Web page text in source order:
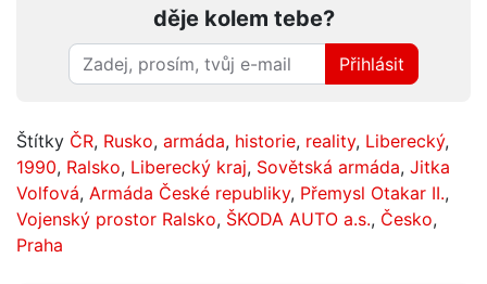
děje kolem tebe?
Přihlásit
Štítky ČR, Rusko, armáda, historie, reality, Liberecký,
1990, Ralsko, Liberecký kraj, Sovětská armáda, Jitka
Volfová, Armáda České republiky, Přemysl Otakar II.,
Vojenský prostor Ralsko, ŠKODA AUTO a.s., Česko,
Praha